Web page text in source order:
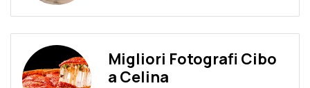
Migliori Fotografi Cibo
a Celina